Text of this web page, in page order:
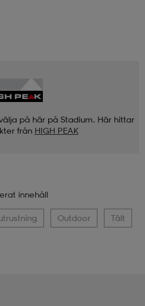
på här på Stadium. Här hittar
från HIGH PEAK
innehåll
Outdoor Tält